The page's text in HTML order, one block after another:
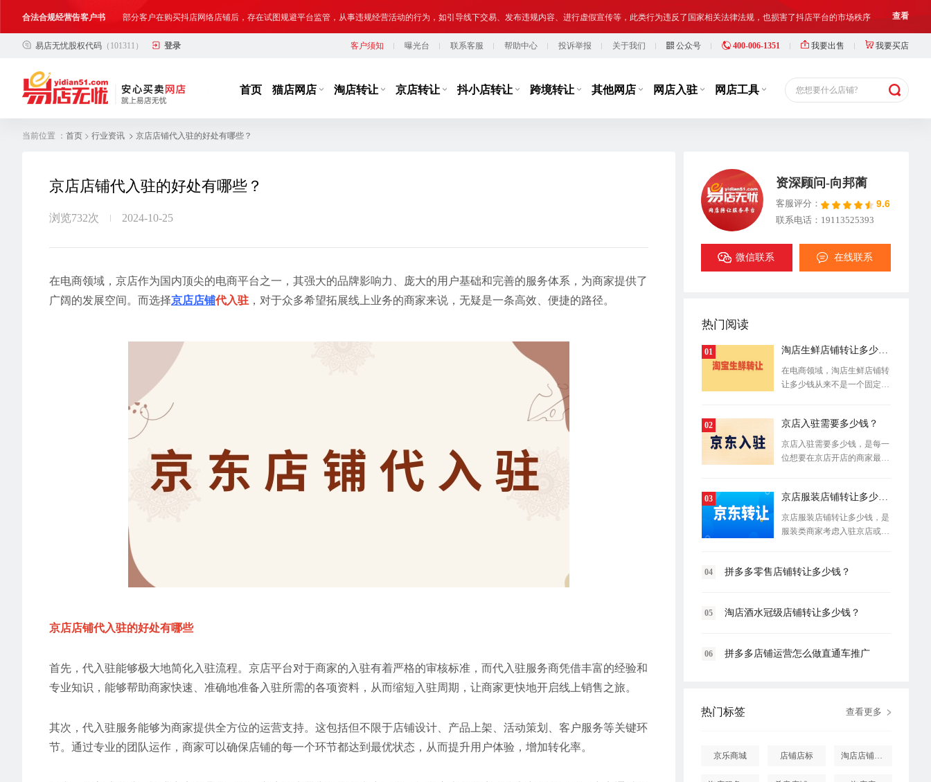
合法合规经营告客户书 部分客户在购买抖店网络店铺后，存在试图规避平台监管，从事违规经营活动的行为，如引导线下交易、发布违规内容、进行虚假宣传等，此类行为违反了国家相关法律法规，也损害了抖店平台的市场秩序 查看
网络店铺合法经营告诫书 为确保网络店铺的合法、规范转让与经营,我司温馨提示,请勿将您转让或购买的网络店铺用于实施违法、犯罪行为；网络非法外之地,店铺出让人、受让人、实际经营人均须对网络店铺进行合法合规经营和管理 查看
易店无忧股权代码 （101311） 登录 客户须知 曝光台 联系客服 帮助中心 投诉举报 关于我们 公众号 400-006-1351 我要出售 我要买店
首页 猫店网店 淘店转让 京店转让 抖小店转让 跨境转让 其他网店 网店入驻 网店工具 您想要什么店铺?
当前位置 ： 首页 > 行业资讯 > 京店店铺代入驻的好处有哪些？
京店店铺代入驻的好处有哪些？
浏览732次 2024-10-25
在电商领域，京店作为国内顶尖的电商平台之一，其强大的品牌影响力、庞大的用户基础和完善的服务体系，为商家提供了
广阔的发展空间。而选择京店店铺代入驻 ，对于众多希望拓展线上业务的商家来说，无疑是一条高效、便捷的路径。
京店店铺代入驻的好处有哪些
首先，代入驻能够极大地简化入驻流程。京店平台对于商家的入驻有着严格的审核标准，而代入驻服务商凭借丰富的经验和
专业知识，能够帮助商家快速、准确地准备入驻所需的各项资料，从而缩短入驻周期，让商家更快地开启线上销售之旅。
其次，代入驻服务能够为商家提供全方位的运营支持。这包括但不限于店铺设计、产品上架、活动策划、客户服务等关键环
节。通过专业的团队运作，商家可以确保店铺的每一个环节都达到最优状态，从而提升用户体验，增加转化率。
资深顾问-向邦蔺
客服评分： 9.6
联系电话：19113525393
微信联系 在线联系
热门阅读
01 淘店生鲜店铺转让多少钱？
在电商领域，淘店生鲜店铺转
让多少钱从来不是一个固定数
02 京店入驻需要多少钱？
京店入驻需要多少钱，是每一
位想要在京店开店的商家最先
03 京店服装店铺转让多少钱？
京店服装店铺转让多少钱，是
服装类商家考虑入驻京店或进
04 拼多多零售店铺转让多少钱？
05 淘店酒水冠级店铺转让多少钱？
06 拼多多店铺运营怎么做直通车推广
热门标签 查看更多
京乐商城 店铺店标 淘店店铺怎么投诉